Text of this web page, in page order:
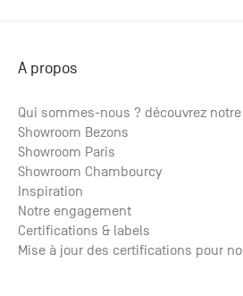
Nettoyant Bois Composite Silvanet
39.32€ HT/p.
Connecteur vis de fondation
42.11€ HT/p.
Lambourde Pin Traité Autoclave
3.45€ HT /ml
A propos
Qui sommes-nous ? découvrez
Showroom Bezons
Showroom Paris
Showroom Chambourcy
Inspiration
Notre engagement
Certifications & labels
Mise à jour des certifications pour